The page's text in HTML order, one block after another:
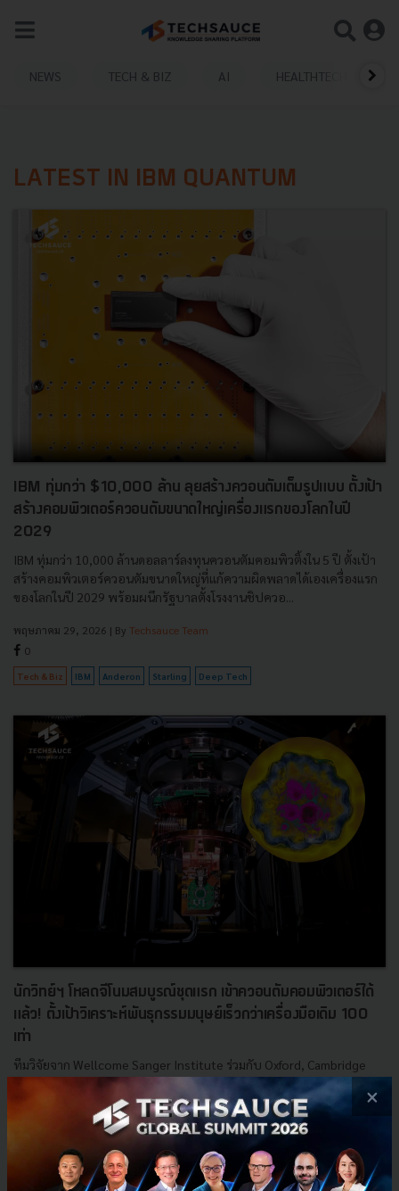
NEWS TECH & BIZ AI HEALTHTECH
LATEST IN IBM QUANTUM
IBM ทุ่มกว่า $10,000 ล้าน ลุยสร้างควอนตัมเต็มรูปแบบ ตั้งเป้า
สร้างคอมพิวเตอร์ควอนตัมขนาดใหญ่เครื่องแรกของโลกในปี
2029
IBM ทุ่มกว่า 10,000 ล้านดอลลาร์ลงทุนควอนตัมคอมพิวติ้งใน 5 ปี ตั้งเป้า
สร้างคอมพิวเตอร์ควอนตัมขนาดใหญ่ที่แก้ความผิดพลาดได้เองเครื่องแรก
ของโลกในปี 2029 พร้อมผนึกรัฐบาลตั้งโรงงานชิปควอ...
พฤษภาคม 29, 2026 | By Techsauce Team
0
Tech & Biz IBM Anderon Starling Deep Tech
นักวิทย์ฯ โหลดจีโนมสมบูรณ์ชุดแรก เข้าควอนตัมคอมพิวเตอร์ได้
แล้ว! ตั้งเป้าวิเคราะห์พันธุกรรมมนุษย์เร็วกว่าเครื่องมือเดิม 100
เท่า
ทีมวิจัยจาก Wellcome Sanger Institute ร่วมกับ Oxford, Cambridge
และ Melbourne โหลดจีโนม Hepatitis D เข้าสู่ควอนตัมคอมพิวเตอร์ IBM
Heron 156 คิวบิตเป็นครั้งแรก ตั้งเป้าวิเคราะห์พันจ...
| ByTechsauce Team
Genomics IBM Heron Pangenome IBM Quantum
×